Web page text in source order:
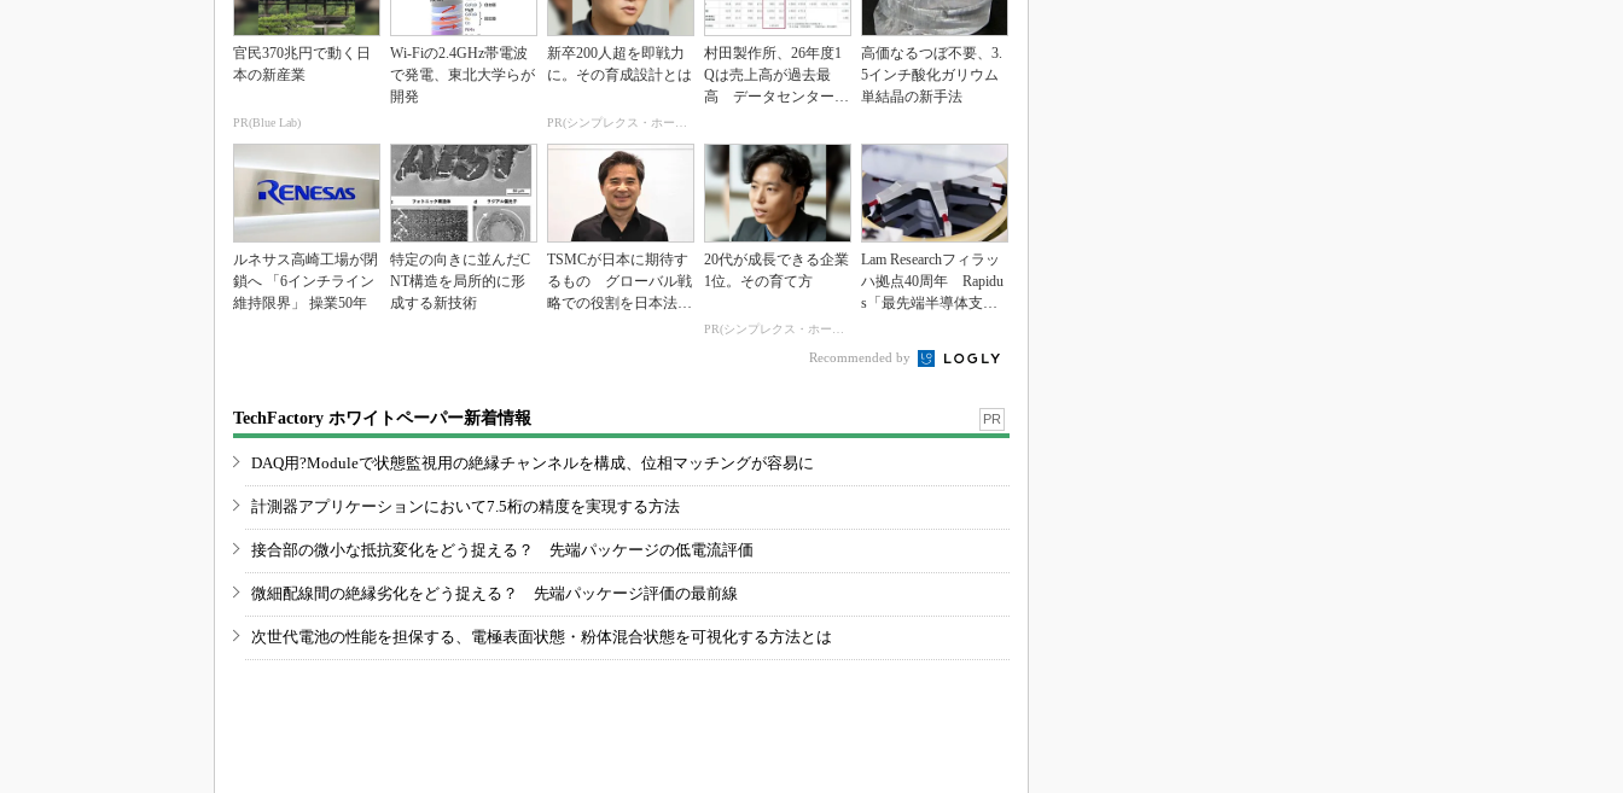
官民370兆円で動く日
本の新産業
PR(Blue Lab)
Wi-Fiの2.4GHz帯電波
で発電、東北大学らが
開発
新卒200人超を即戦力
に。その育成設計とは
PR(シンプレクス・ホールディングス)
村田製作所、26年度1
Qは売上高が過去最
高 データセンター関
高価なるつぼ不要、3.
5インチ酸化ガリウム
単結晶の新手法
ルネサス高崎工場が閉
鎖へ 「6インチライン
維持限界」 操業50年
特定の向きに並んだC
NT構造を局所的に形
成する新技術
TSMCが日本に期待す
るもの グローバル戦
略での役割を日本法人
20代が成長できる企業
1位。その育て方
PR(シンプレクス・ホールディングス)
Lam Researchフィラッ
ハ拠点40周年 Rapidu
s「最先端半導体支
Recommended by
TechFactory ホワイトペーパー新着情報 PR
DAQ用?Moduleで状態監視用の絶縁チャンネルを構成、位相マッチングが容易に
計測器アプリケーションにおいて7.5桁の精度を実現する方法
接合部の微小な抵抗変化をどう捉える？ 先端パッケージの低電流評価
微細配線間の絶縁劣化をどう捉える？ 先端パッケージ評価の最前線
次世代電池の性能を担保する、電極表面状態・粉体混合状態を可視化する方法とは